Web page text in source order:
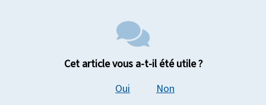
Cet article vous a-t-il été utile ?
Oui
Non